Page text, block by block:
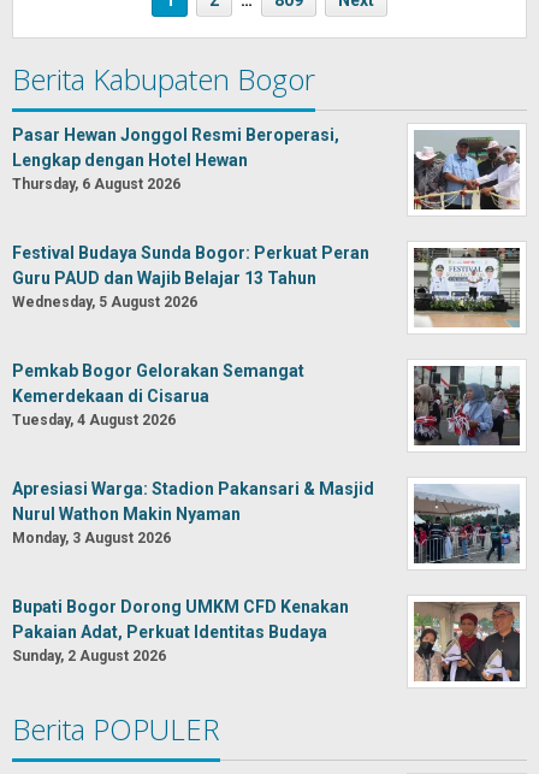
Berita Kabupaten Bogor
Pasar Hewan Jonggol Resmi Beroperasi,
Lengkap dengan Hotel Hewan
Thursday, 6 August 2026
Festival Budaya Sunda Bogor: Perkuat Peran
Guru PAUD dan Wajib Belajar 13 Tahun
Wednesday, 5 August 2026
Pemkab Bogor Gelorakan Semangat
Kemerdekaan di Cisarua
Tuesday, 4 August 2026
Apresiasi Warga: Stadion Pakansari & Masjid
Nurul Wathon Makin Nyaman
Monday, 3 August 2026
Bupati Bogor Dorong UMKM CFD Kenakan
Pakaian Adat, Perkuat Identitas Budaya
Sunday, 2 August 2026
Berita POPULER